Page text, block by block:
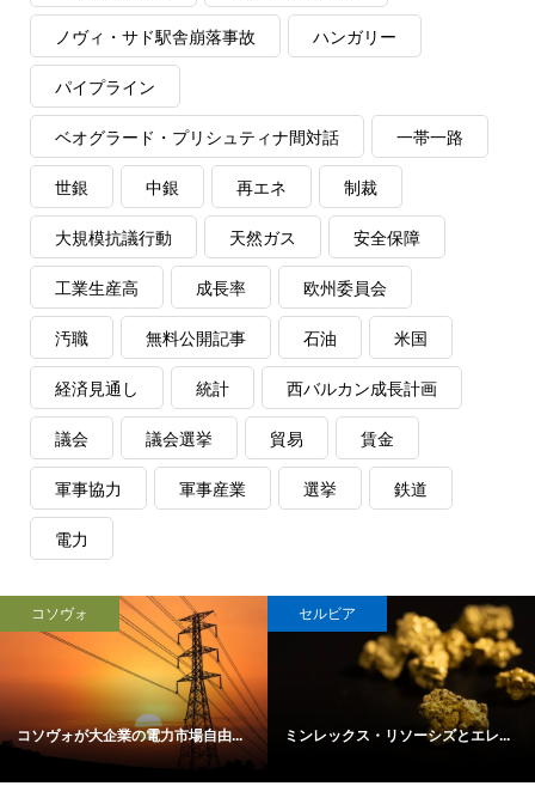
ノヴィ・サド駅舎崩落事故 ハンガリー
パイプライン
ベオグラード・プリシュティナ間対話 一帯一路
世銀 中銀 再エネ 制裁
大規模抗議行動 天然ガス 安全保障
工業生産高 成長率 欧州委員会
汚職 無料公開記事 石油 米国
経済見通し 統計 西バルカン成長計画
議会 議会選挙 貿易 賃金
軍事協力 軍事産業 選挙 鉄道
電力
ソーシズとエレ...
北マケドニア
北マケドニア、米国製ストライカ...
セルビア
セルビア中銀